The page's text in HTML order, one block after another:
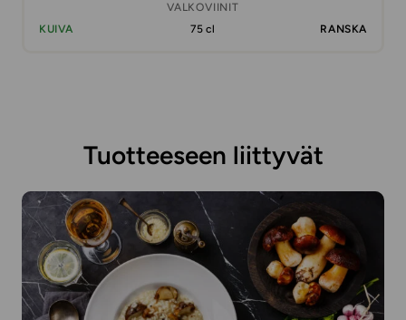
VALKOVIINIT
KUIVA
75 cl RANSKA
Tuotteeseen liittyvät